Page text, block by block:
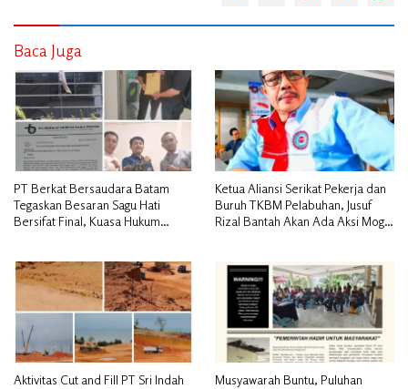
Baca Juga
PT Berkat Bersaudara Batam
Tegaskan Besaran Sagu Hati
Bersifat Final, Kuasa Hukum
Ketua Aliansi Serikat Pekerja dan
Buruh TKBM Pelabuhan, Jusuf
Rizal Bantah Akan Ada Aksi Mogol
Aktivitas Cut and Fill PT Sri Indah
Musyawarah Buntu, Puluhan